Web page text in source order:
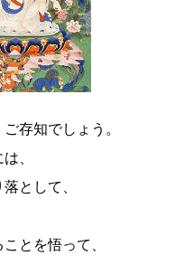
存知でしょう。
、
として、
とを悟って、